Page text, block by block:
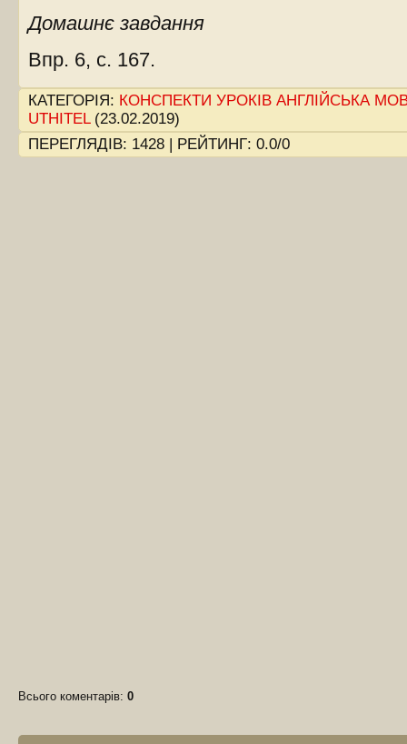
Домашнє завдання
Впр. 6, с. 167.
КАТЕГОРІЯ: КОНСПЕКТИ УРОКІВ АНГЛІЙСЬКА
UTHITEL(23.02.2019)
ПЕРЕГЛЯДІВ: 1428 | РЕЙТИНГ: 0.0/0
Всього коментарів: 0